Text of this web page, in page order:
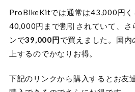
ProBikeKitでは通常は43,000円く
40,000円まで割引されていて、
ンで39,000円で買えました。国
上するのでかなりお得。
下記のリンクから購入するとお友